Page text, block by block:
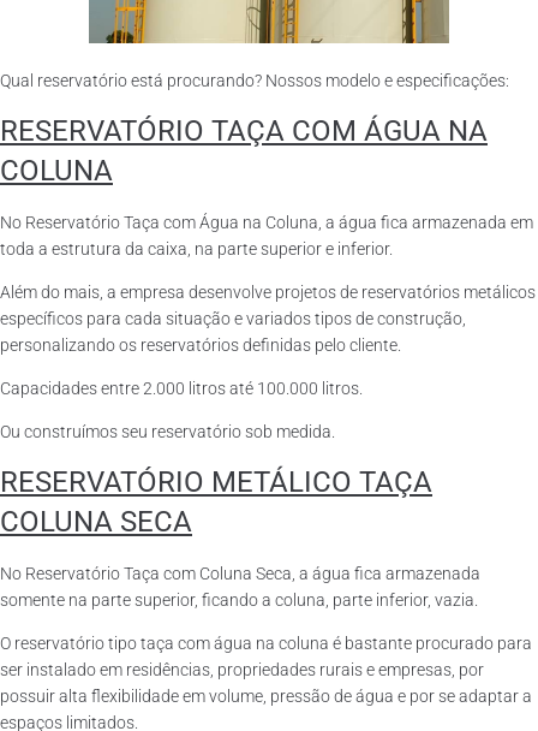
Qual reservatório está procurando? Nossos modelo e especificações:
RESERVATÓRIO TAÇA COM ÁGUA NA
COLUNA
No Reservatório Taça com Água na Coluna, a água fica armazenada em
toda a estrutura da caixa, na parte superior e inferior.
Além do mais, a empresa desenvolve projetos de reservatórios metálicos
específicos para cada situação e variados tipos de construção,
personalizando os reservatórios definidas pelo cliente.
Capacidades entre 2.000 litros até 100.000 litros.
Ou construímos seu reservatório sob medida.
RESERVATÓRIO METÁLICO TAÇA
COLUNA SECA
No Reservatório Taça com Coluna Seca, a água fica armazenada
somente na parte superior, ficando a coluna, parte inferior, vazia.
O reservatório tipo taça com água na coluna é bastante procurado para
ser instalado em residências, propriedades rurais e empresas, por
possuir alta flexibilidade em volume, pressão de água e por se adaptar a
espaços limitados.